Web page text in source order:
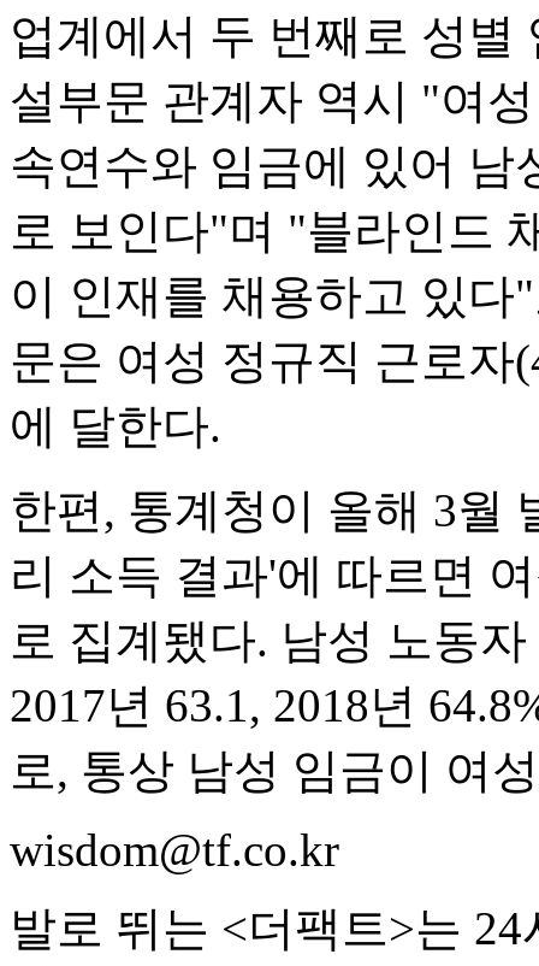
업계에서 두 번째로 성별
설부문 관계자 역시 "여
속연수와 임금에 있어 남
로 보인다"며 "블라인드
이 인재를 채용하고 있
문은 여성 정규직 근로자
에 달한다.
한편, 통계청이 올해 3월
리 소득 결과'에 따르면
로 집계됐다. 남성 노동
2017년 63.1, 2018년
로, 통상 남성 임금이 여
wisdom@tf.co.kr
발로 뛰는 <더팩트>는